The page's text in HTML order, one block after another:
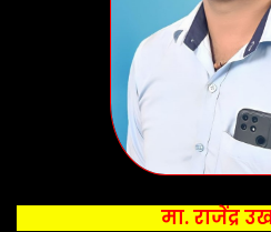
मा. राजेंद्र